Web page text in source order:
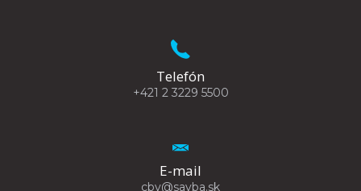
Telefón
+421 2 3229 5500
E-mail
cbv@savba.sk